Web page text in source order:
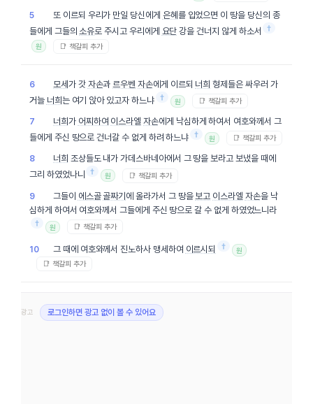
5 또 이르되 우리가 만일 당신에게 은혜 를 입었으면 이 땅을 당신의 종
들에게 그들의소유로 주시고 우리에게 요단 강을 건너지 않게 하소서 †
원 📑 책갈피 추가
6 모세가 갓 자손과 르우벤 자손에게 이르되 너희 형제들은 싸우러 가
거늘 너희 는 여기 앉아 있고자 하느냐 † 원 📑 책갈피 추가
7 너희 가 어찌하여 이스라엘 자손에게 낙심하게 하여서 여호와께서 그
들에게 주신 땅으로 건너갈 수 없게 하려 하느냐 † 원 📑 책갈피 추가
8 너희 조상들도 내가 가데스바네아에서 그 땅을 보라고 보냈을 때에
그리 하였었나니
† 원 📑 책갈피 추가
9 그들이 에스골골짜기에 올라가서 그 땅을 보고 이스라엘 자손을 낙
심하게 하여서 여호와께서 그들에게 주신 땅으로 갈 수 없게 하였었느니라
†
원 📑 책갈피 추가
10 그 때에 여호와께서 진노하사 맹세하여 이르시되 † 원
📑 책갈피 추가
광고 로그인하면 광고 없이 볼 수 있어요